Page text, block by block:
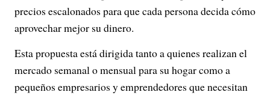
precios escalonados para que cada persona decida cómo
aprovechar mejor su dinero.
Esta propuesta está dirigida tanto a quienes realizan el
mercado semanal o mensual para su hogar como a
pequeños empresarios y emprendedores que necesitan